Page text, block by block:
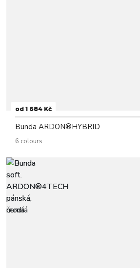
od 1 684 Kč
Bunda ARDON®HYBRID
6 colours